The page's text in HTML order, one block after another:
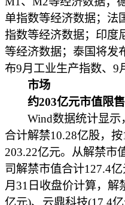
单指数等经济数据；法
指数等经济数据；印度
等经济数据；泰国将发
布9月工业生产指数、9
市场
约203亿元市值限
Wind数据统计显示
合计解禁10.28亿股，
203.22亿元。从解禁市
司解禁市值合计127.4
月31日收盘价计算，解
亿元)、云鼎科技(17.4